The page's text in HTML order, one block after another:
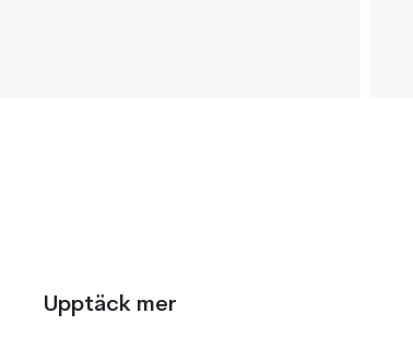
Upptäck mer